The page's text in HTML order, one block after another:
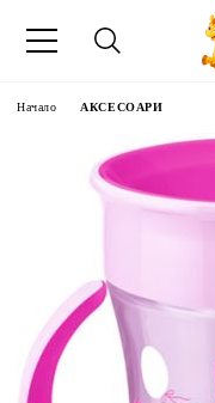
Начало АКСЕСОАРИ